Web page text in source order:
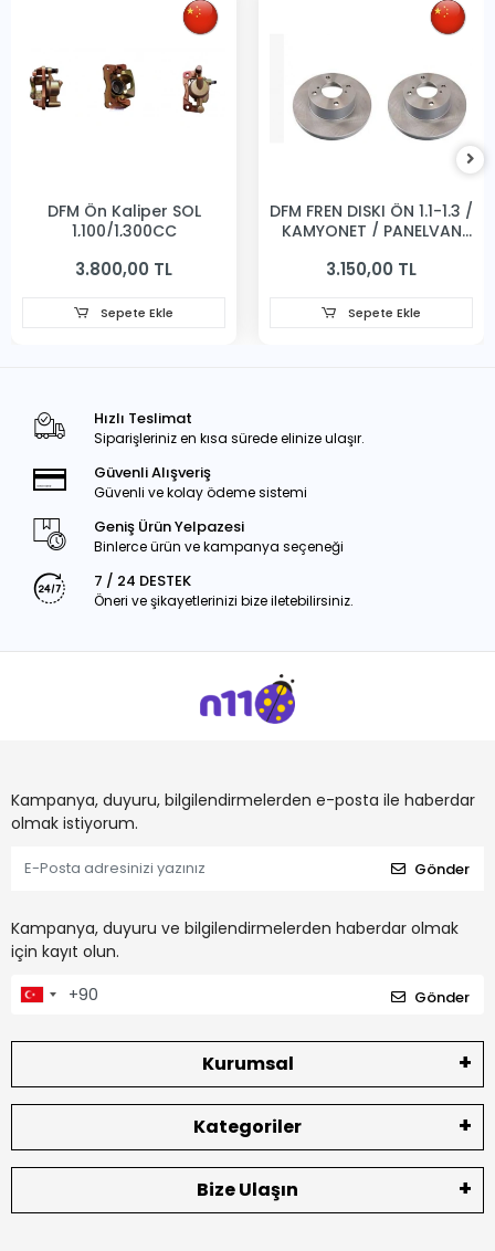
DFM Ön Kaliper SOL
1,100/1,300CC
3.800,00 TL
Sepete Ekle
DFM FREN DISKI ÖN 1.1-1.3 /
KAMYONET / PANELVAN
3.150,00 TL
Sepete Ekle
Hızlı Teslimat
Siparişleriniz en kısa sürede elinize ulaşır.
Güvenli Alışveriş
Güvenli ve kolay ödeme sistemi
Geniş Ürün Yelpazesi
Binlerce ürün ve kampanya seçeneği
7 / 24 DESTEK
Öneri ve şikayetlerinizi bize iletebilirsiniz.
Kampanya, duyuru, bilgilendirmelerden e-posta ile haberdar
olmak istiyorum.
Gönder
Kampanya, duyuru ve bilgilendirmelerden haberdar olmak
için kayıt olun.
Gönder
Kurumsal
Kategoriler
Bize Ulaşın